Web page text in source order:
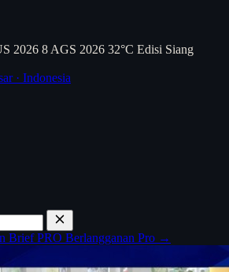
2026 8 AGS 2026 32°C Edisi Siang
· Indonesia
BriefPRO Berlangganan Pro →